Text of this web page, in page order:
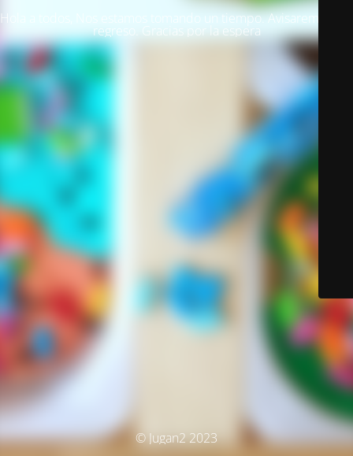
Hola a todos, Nos estamos tomando un tiempo. Avisaremos del
regreso. Gracias por la espera
© Jugan2 2023